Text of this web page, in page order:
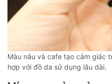
Màu nâu và cafe tạo cảm giác
hợp với đồ da sử dụng lâu dài.